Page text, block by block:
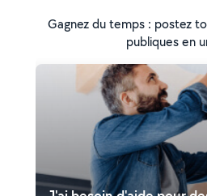
Gagnez du temps : postez
publiques en